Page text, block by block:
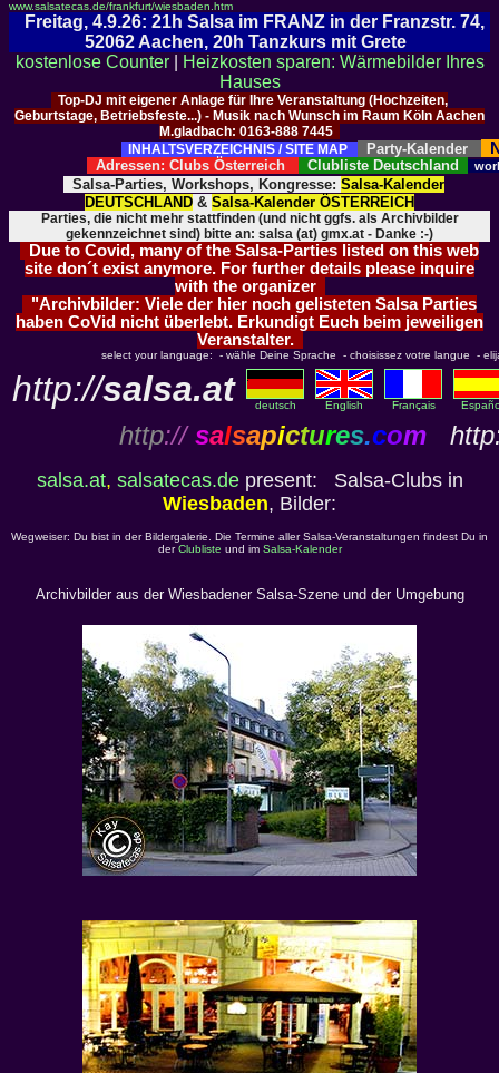
www.salsatecas.de/frankfurt/wiesbaden.htm
Freitag, 4.9.26: 21h Salsa im FRANZ in der Franzstr. 74,
52062 Aachen, 20h Tanzkurs mit Grete
kostenlose Counter|
Heizkosten sparen: Wärmebilder Ihres
Hauses
Top-DJ mit eigener Anlage für Ihre Veranstaltung (Hochzeiten,
Geburtstage, Betriebsfeste...) - Musik nach Wunsch im Raum Köln Aachen
M.gladbach: 0163-888 7445
INHALTSVERZEICHNIS / SITE MAP
Party-Kalender
Adressen: Clubs Österreich Clubliste Deutschland
Salsa-Parties, Workshops, Kongresse: Salsa-Kalender
DEUTSCHLAND & Salsa-Kalender ÖSTERREICH
Parties, die nicht mehr stattfinden (und nicht ggfs. als Archivbilder
gekennzeichnet sind) bitte an: salsa (at) gmx.at - Danke :-)
Due to Covid, many of the Salsa-Parties listed on this web
site don´t exist anymore. For further details please inquire
with the organizer
"Archivbilder: Viele der hier noch gelisteten Salsa Parties
haben CoVid nicht überlebt. Erkundigt Euch beim jeweiligen
Veranstalter.
select your language: - wähle Deine Sprache - choisissez votre langue -
http://salsa.at deutsch English Français
http:// salsapictures.com
salsa.at, salsatecas.de present: Salsa-Clubs in
Wiesbaden, Bilder:
Wegweiser: Du bist in der Bildergalerie. Die Termine aller Salsa-Veranstaltungen findest Du in
derClubliste und im Salsa-Kalender
Archivbilder aus der Wiesbadener Salsa-Szene und der Umgebung